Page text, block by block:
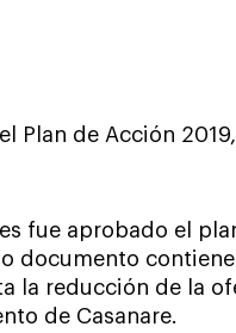
Plan de Acción
fue aprobado el
documento
la reducción de la
de Casanare.